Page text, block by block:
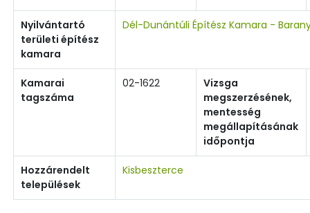
Nyilvántartó
területi építész
kamara
Dél-Dunántúli Építész Kamara -
Kamarai
tagszáma
02-1622
Vizsga
megszerzésének,
mentesség
megállapításának
időpontja
Hozzárendelt
települések
Kisbeszterce